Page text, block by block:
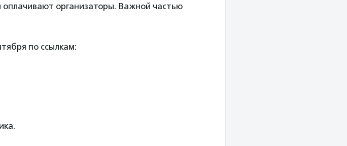
оплачивают организаторы. Важной частью
по ссылкам: